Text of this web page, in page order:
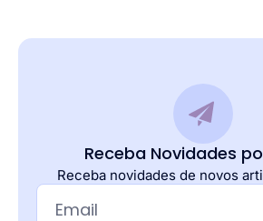
Receba Novidades
Receba novidades de novos